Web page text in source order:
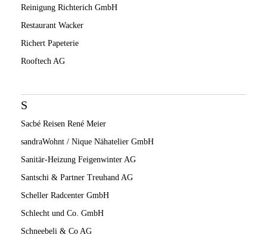
Reinigung Richterich GmbH
Restaurant Wacker
Richert Papeterie
Rooftech AG
S
Sacbé Reisen René Meier
sandraWohnt / Nique Nähatelier GmbH
Sanitär-Heizung Feigenwinter AG
Santschi & Partner Treuhand AG
Scheller Radcenter GmbH
Schlecht und Co. GmbH
Schneebeli & Co AG